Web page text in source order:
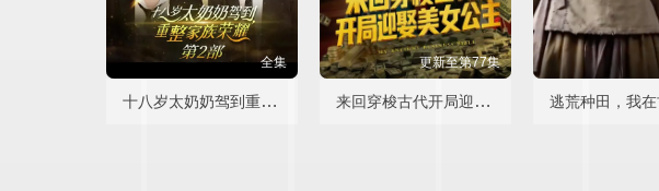
全集
十八岁太奶奶驾到重整家族荣耀2
更新至第77集
来回穿梭古代开局迎娶美女公主